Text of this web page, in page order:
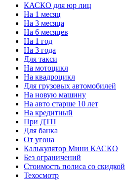
КАСКО для юр лиц
На 1 месяц
На 3 месяца
На 6 месяцев
На 1 год
На 3 года
Для такси
На мотоцикл
На квадроцикл
Для грузовых автомобилей
На новую машину
На авто старше 10 лет
На кредитный
При ДТП
Для банка
От угона
Калькулятор Мини КАСКО
Без ограничений
Стоимость полиса со скидкой
Техосмотр